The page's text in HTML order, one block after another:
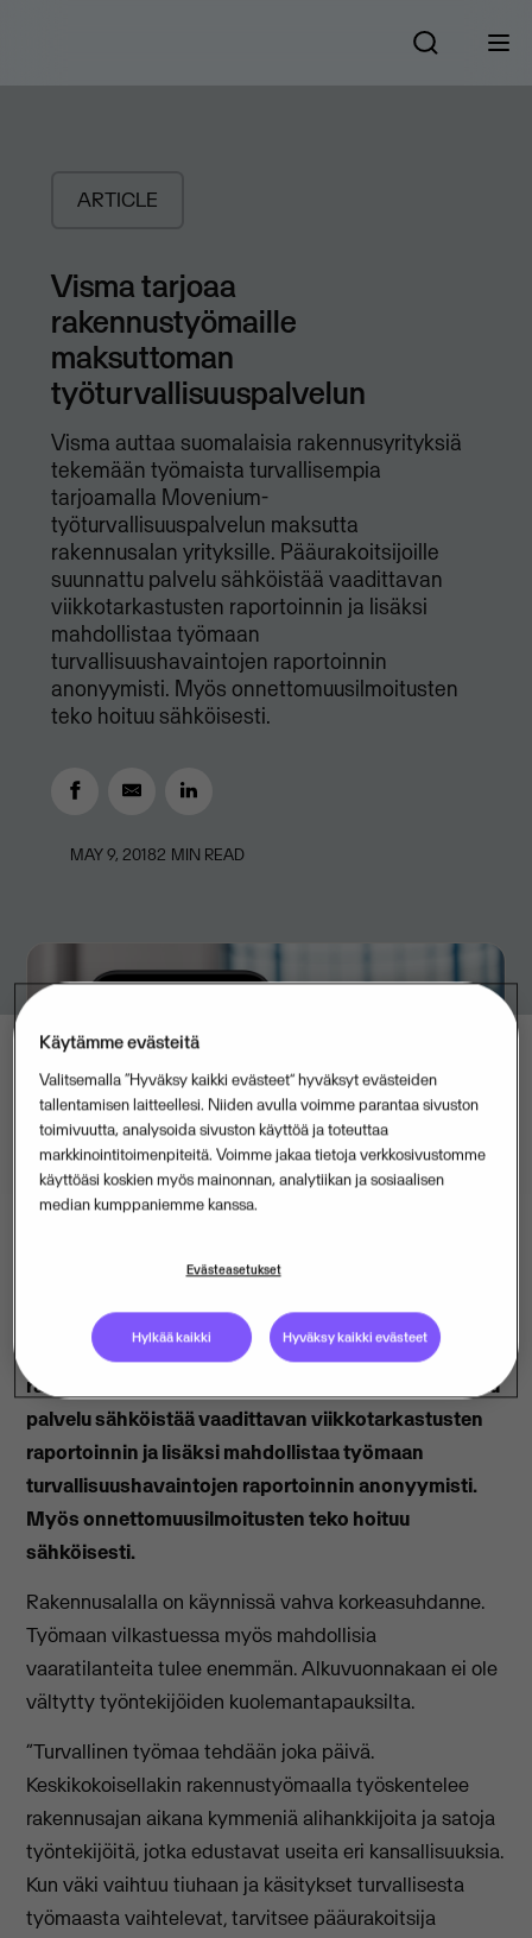
ARTICLE
Visma tarjoaa
rakennustyömaille
maksuttoman
työturvallisuuspalvelun
​Visma auttaa suomalaisia rakennusyrityksiä
tekemään työmaista turvallisempia
tarjoamalla Movenium-
työturvallisuuspalvelun maksutta
rakennusalan yrityksille. Pääurakoitsijoille
suunnattu palvelu sähköistää vaadittavan
viikkotarkastusten raportoinnin ja lisäksi
mahdollistaa työmaan
turvallisuushavaintojen raportoinnin
anonyymisti. Myös onnettomuusilmoitusten
teko hoituu sähköisesti.
MAY 9, 20182 MIN READ
Visma auttaa suomalaisia rakennusyrityksiä
tekemään työmaista turvallisempia tarjoamalla
Movenium-työturvallisuuspalvelun maksutta
rakennusalan yrityksille. Pääurakoitsijoille suunnattu
palvelu sähköistää vaadittavan viikkotarkastusten
raportoinnin ja lisäksi mahdollistaa työmaan
turvallisuushavaintojen raportoinnin anonyymisti.
Myös onnettomuusilmoitusten teko hoituu
sähköisesti.
Rakennusalalla on käynnissä vahva korkeasuhdanne.
Työmaan vilkastuessa myös mahdollisia
vaaratilanteita tulee enemmän. Alkuvuonnakaan ei ole
vältytty työntekijöiden kuolemantapauksilta.
”Turvallinen työmaa tehdään joka päivä.
Keskikokoisellakin rakennustyömaalla työskentelee
rakennusajan aikana kymmeniä alihankkijoita ja satoja
työntekijöitä, jotka edustavat useita eri kansallisuuksia.
Kun väki vaihtuu tiuhaan ja käsitykset turvallisesta
työmaasta vaihtelevat, tarvitsee pääurakoitsija
Käytämme evästeitä
Valitsemalla “Hyväksy kaikki evästeet” hyväksyt evästeiden
tallentamisen laitteellesi. Niiden avulla voimme parantaa sivuston
toimivuutta, analysoida sivuston käyttöä ja toteuttaa
markkinointitoimenpiteitä. Voimme jakaa tietoja verkkosivustomme
käyttöäsi koskien myös mainonnan, analytiikan ja sosiaalisen
median kumppaniemme kanssa.
Evästeasetukset
Hylkää kaikki Hyväksy kaikki evästeet